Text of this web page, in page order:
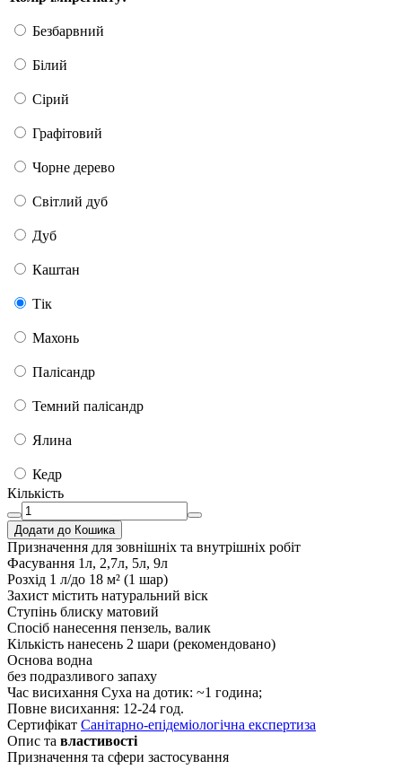
Безбарвний
Білий
Сірий
Графітовий
Чорне дерево
Світлий дуб
Дуб
Каштан
Тік
Махонь
Палісандр
Темний палісандр
Ялина
Кедр
Кількість
Додати до Кошика
Призначення для зовнішніх та внутрішніх робіт
Фасування 1л, 2,7л, 5л, 9л
Розхід 1 л/до 18 м² (1 шар)
Захист містить натуральний віск
Ступінь блиску матовий
Спосіб нанесення пензель, валик
Кількість нанесень 2 шари (рекомендовано)
Основа водна
без подразливого запаху
Час висихання Суха на дотик: ~1 година;
Повне висихання: 12-24 год.
Сертифікат Санітарно-епідеміологічна експертиза
Опис та властивості
Призначення та сфери застосування